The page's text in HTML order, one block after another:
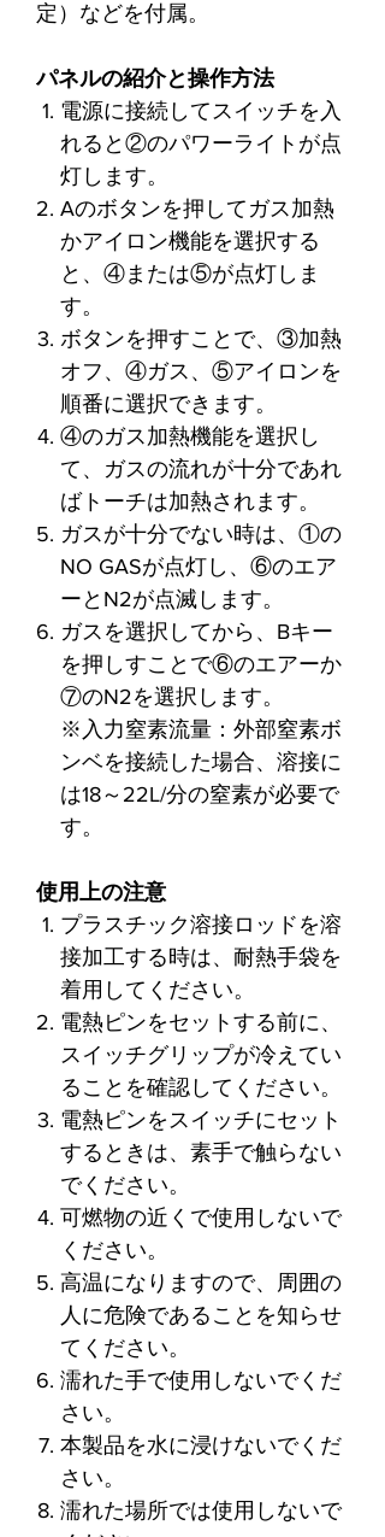
定）などを付属。
パネルの紹介と操作方法
電源に接続してスイッチを入
れると②のパワーライトが点
灯します。
Aのボタンを押してガス加熱
かアイロン機能を選択する
と、④または⑤が点灯しま
す。
ボタンを押すことで、③加熱
オフ、④ガス、⑤アイロンを
順番に選択できます。
④のガス加熱機能を選択し
て、ガスの流れが十分であれ
ばトーチは加熱されます。
ガスが十分でない時は、①の
NO GASが点灯し、⑥のエア
ーとN2が点滅します。
ガスを選択してから、Bキー
を押しすことで⑥のエアーか
⑦のN2を選択します。
※入力窒素流量：外部窒素ボ
ンベを接続した場合、溶接に
は18～22L/分の窒素が必要で
す。
使用上の注意
プラスチック溶接ロッドを溶
接加工する時は、耐熱手袋を
着用してください。
電熱ピンをセットする前に、
スイッチグリップが冷えてい
ることを確認してください。
電熱ピンをスイッチにセット
するときは、素手で触らない
でください。
可燃物の近くで使用しないで
ください。
高温になりますので、周囲の
人に危険であることを知らせ
てください。
濡れた手で使用しないでくだ
さい。
本製品を水に浸けないでくだ
さい。
濡れた場所では使用しないで